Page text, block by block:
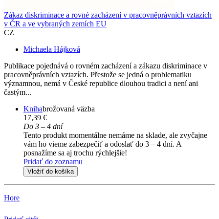
Zákaz diskriminace a rovné zacházení v pracovněprávních vztazích
v ČR a ve vybraných zemích EU
CZ
Michaela Hájková
Publikace pojednává o rovném zacházení a zákazu diskriminace v
pracovněprávních vztazích. Přestože se jedná o problematiku
významnou, nemá v České republice dlouhou tradici a není ani
častým...
Knihabrožovaná väzba
17,39 €
Do 3 – 4 dní
Tento produkt momentálne nemáme na sklade, ale zvyčajne
vám ho vieme zabezpečiť a odoslať do 3 – 4 dní. A
posnažíme sa aj trochu rýchlejšie!
Pridať do zoznamu
Vložiť do košíka
Hore